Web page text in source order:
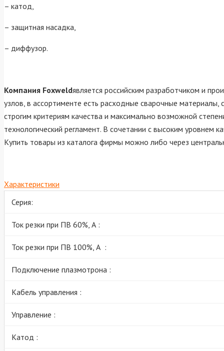
– катод,
– защитная насадка,
– диффузор.
Компания Foxweldявляется российским разработчиком и
узлов, в ассортименте есть расходные сварочные
строгим критериям качества и максимально возможной
технологический регламент. В сочетании с высоким
Купить товары из каталога фирмы можно либо через
Характеристики
Серия:
Ток резки при ПВ 60%, А :
Ток резки при ПВ 100%, А :
Подключение плазмотрона :
Кабель управления :
Управление :
Катод :